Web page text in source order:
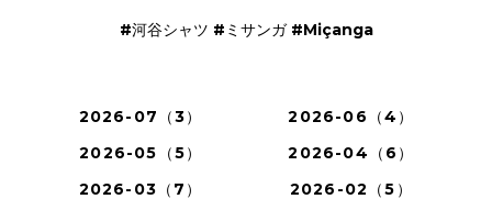
#河谷シャツ #ミサンガ #Miçanga
2026-07（3）
2026-06（4）
2026-05（5）
2026-04（6）
2026-03（7）
2026-02（5）